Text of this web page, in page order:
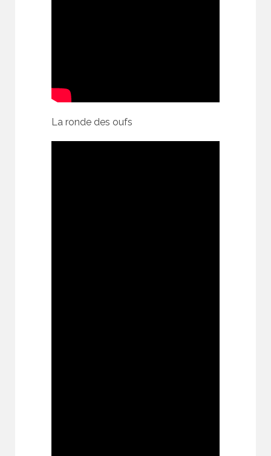
La ronde des oufs